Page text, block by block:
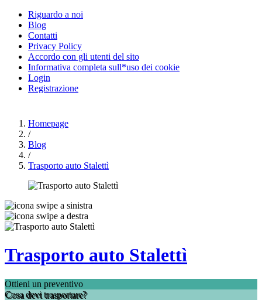
Riguardo a noi
Blog
Contatti
Privacy Policy
Accordo con gli utenti del sito
Informativa completa sull*uso dei cookie
Login
Registrazione
Homepage
/
Blog
/
Trasporto auto Stalettì
Trasporto auto Stalettì
Ottieni un preventivo
Cosa devi trasportare?